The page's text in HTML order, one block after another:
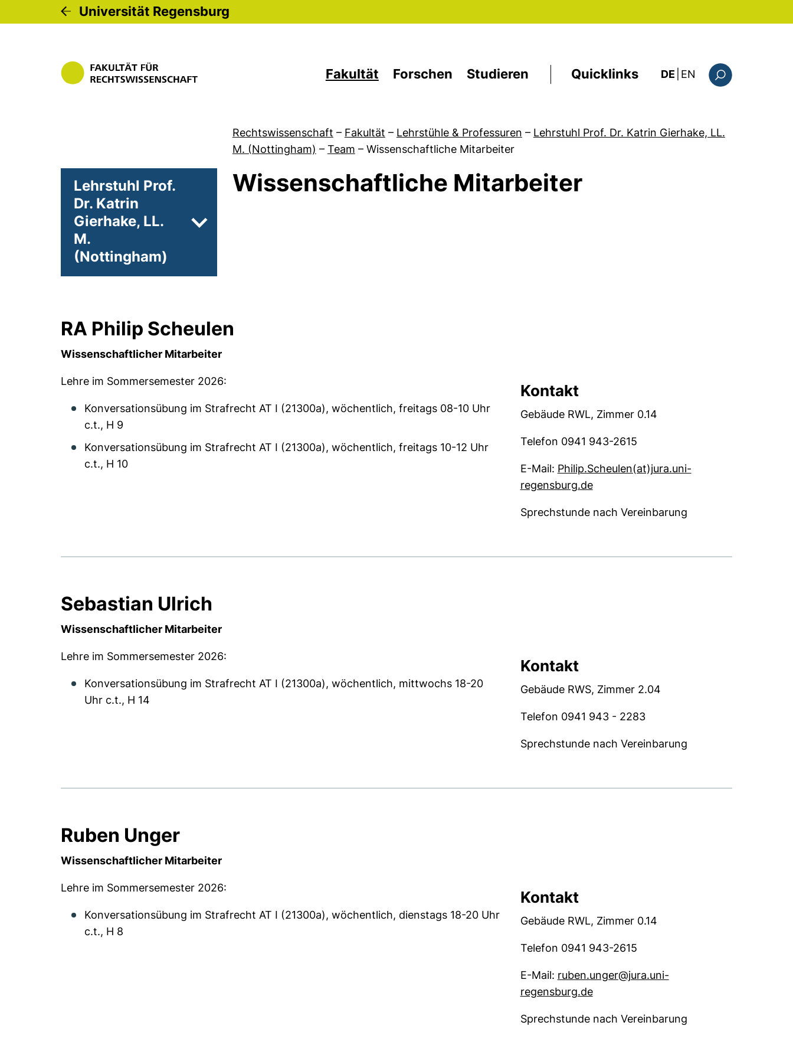
Universität Regensburg
Fakultät Forschen Studieren Quicklinks DE EN : this page in
Rechtswissenschaft – Fakultät – Lehrstühle & Professuren – Lehrstuhl Prof. Dr. Katrin Gierhake, LL.
M. (Nottingham) – Team – Wissenschaftliche Mitarbeiter
Lehrstuhl Prof.
Dr. Katrin
Gierhake, LL.
M.
(Nottingham)
Unterseiten von Aktuelles
Wissenschaftliche Mitarbeiter
RA Philip Scheulen
Wissenschaftlicher Mitarbeiter
Lehre im Sommersemester 2026:
Konversationsübung im Strafrecht AT I (21300a), wöchentlich, freitags 08-10 Uhr
c.t., H 9
Konversationsübung im Strafrecht AT I (21300a), wöchentlich, freitags 10-12 Uhr
c.t., H 10
Kontakt
Gebäude RWL, Zimmer 0.14
Telefon 0941 943-2615
E-Mail: Philip.Scheulen​(at)​jura.uni-
regensburg.de(öffnet Ihr E-Mail-Programm)
Sprechstunde nach Vereinbarung
Sebastian Ulrich
Wissenschaftlicher Mitarbeiter
Lehre im Sommersemester 2026:
Konversationsübung im Strafrecht AT I (21300a), wöchentlich, mittwochs 18-20
Uhr c.t., H 14
Kontakt
Gebäude RWS, Zimmer 2.04
Telefon 0941 943 - 2283
Sprechstunde nach Vereinbarung
Ruben Unger
Wissenschaftlicher Mitarbeiter
Lehre im Sommersemester 2026:
Konversationsübung im Strafrecht AT I (21300a), wöchentlich, dienstags 18-20 Uhr
c.t., H 8
Kontakt
Gebäude RWL, Zimmer 0.14
Telefon 0941 943-2615
E-Mail: ruben.unger@jura.uni-
regensburg.de(öffnet Ihr E-Mail-Programm)
Sprechstunde nach Vereinbarung